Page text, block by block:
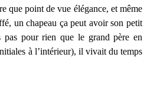
que point de vue élégance, et même
un chapeau ça peut avoir son petit
pas pour rien que le grand père en
à l’intérieur), il vivait du temps